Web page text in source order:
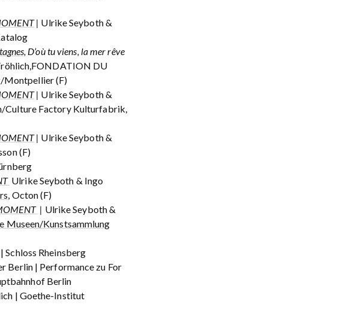
| Ulrike Seyboth &
D’où tu viens, la mer rêve
DU
Montpellier (F)
| Ulrike Seyboth &
Culture Factory Kulturfabrik,
| Ulrike Seyboth &
(F)
Ulrike Seyboth & Ingo
, Octon (F)
| Ulrike Seyboth &
Museen/Kunstsammlung
| Schloss Rheinsberg
Berlin | Performance zu For
Berlin
| Goethe-Institut